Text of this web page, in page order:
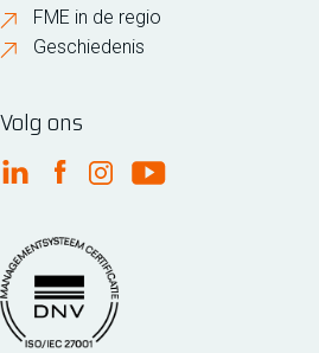
FME in de regio
Geschiedenis
Volg ons
FME Linkedin
FME Facebook
FME Instagram
FME Youtube